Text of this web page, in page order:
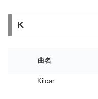
K
曲名
Kilcar